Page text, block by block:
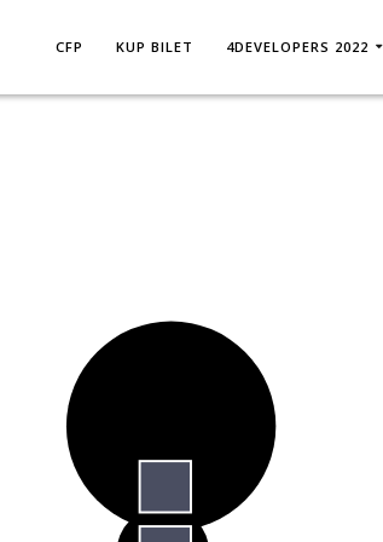
CFP KUP BILET 4DEVELOPERS 2022